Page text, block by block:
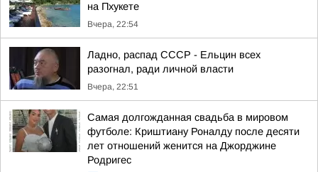
на Пхукете
Вчера, 22:54
Ладно, распад СССР - Ельцин всех
разогнал, ради личной власти
Вчера, 22:51
Самая долгожданная свадьба в мировом
футболе: Криштиану Роналду после десяти
лет отношений женится на Джорджине
Родригес